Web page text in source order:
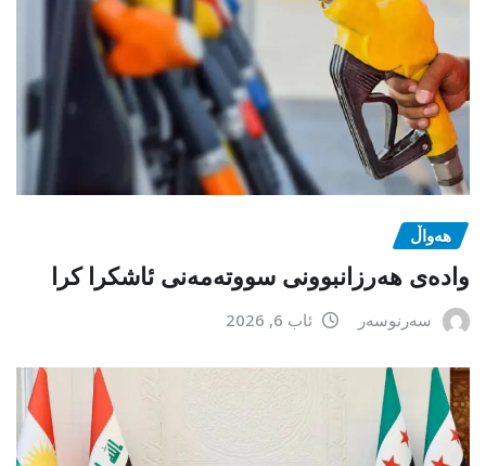
هەواڵ
وادەی هەرزانبوونی سووتەمەنی ئاشکرا کرا
سەرنوسەر ئاب 6, 2026